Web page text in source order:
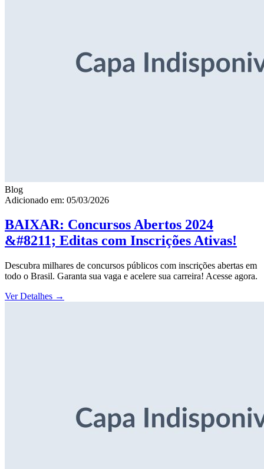
Blog
Adicionado em: 05/03/2026
BAIXAR: Concursos Abertos 2024
&#8211; Editas com Inscrições Ativas!
Descubra milhares de concursos públicos com inscrições abertas em
todo o Brasil. Garanta sua vaga e acelere sua carreira! Acesse agora.
Ver Detalhes →